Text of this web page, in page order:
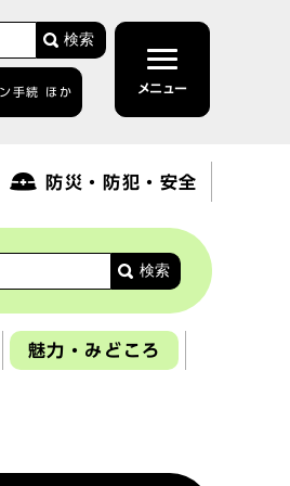
検索
手続 ほか メニュー
防災・防犯・安全
検索
魅力・みどころ